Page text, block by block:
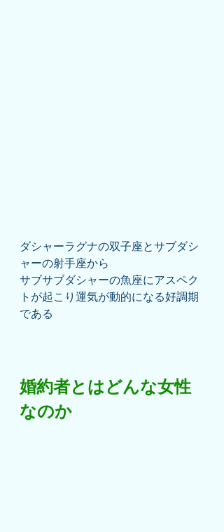
ダシャーラグナの双子座とサブダシ
ャーの射手座から
サブサブダシャーの魚座にアスペク
トが起こり運気が動的になる好調期
である
婚約者とはどんな女性
なのか